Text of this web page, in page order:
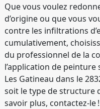
Que vous voulez
d’origine ou que vous
contre les infiltrations
cumulativement,
du professionnel de la
l’application de
Les Gatineau dans le
soit le type de structure
savoir plus, contactez-le !